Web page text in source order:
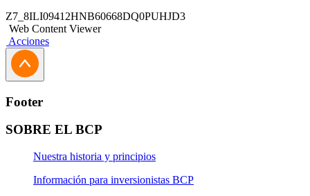
Z7_8ILI09412HNB60668DQ0PUHJD3
Web Content Viewer
Acciones
Footer
SOBRE EL BCP
Nuestra historia y principios
Información para inversionistas BCP